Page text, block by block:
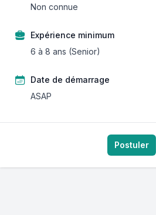
Non connue
Expérience minimum
6 à 8 ans (Senior)
Date de démarrage
ASAP
Postuler